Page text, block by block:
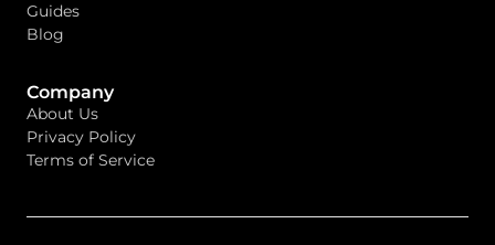
Guides
Blog
Company
About Us
Privacy Policy
Terms of Service